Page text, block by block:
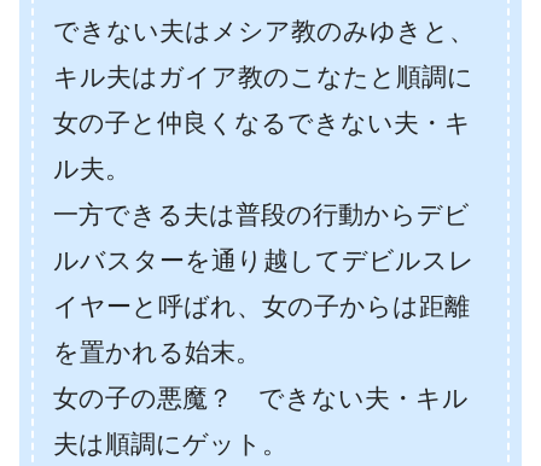
できない夫はメシア教のみゆきと、
キル夫はガイア教のこなたと順調に
女の子と仲良くなるできない夫・キ
ル夫。
一方できる夫は普段の行動からデビ
ルバスターを通り越してデビルスレ
イヤーと呼ばれ、女の子からは距離
を置かれる始末。
女の子の悪魔？ できない夫・キル
夫は順調にゲット。